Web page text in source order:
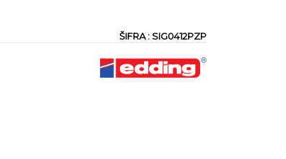
ŠIFRA : SIG0412PZP